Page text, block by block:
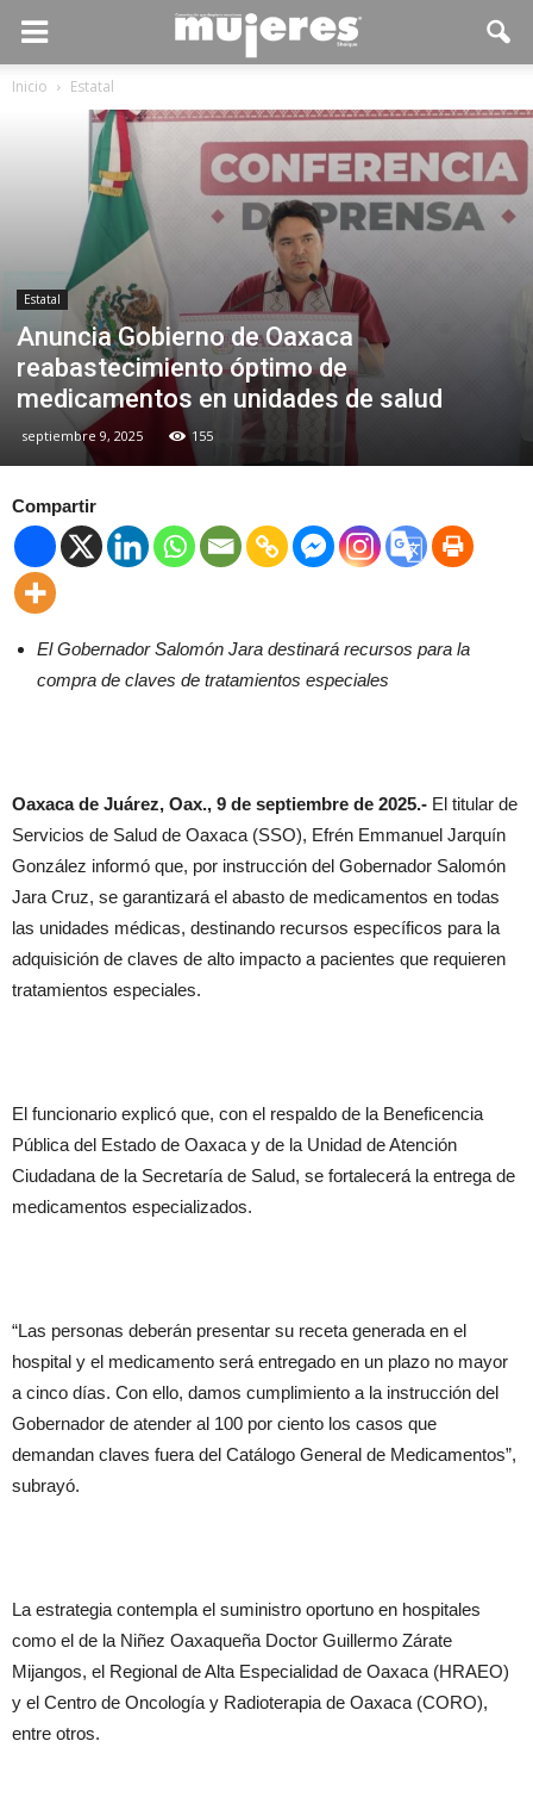
Inicio Estatal
Estatal
Anuncia Gobierno de Oaxaca
reabastecimiento óptimo de
medicamentos en unidades de salud
septiembre 9, 2025 155
Compartir
El Gobernador Salomón Jara destinará recursos para la
compra de claves de tratamientos especiales
Oaxaca de Juárez, Oax., 9 de septiembre de 2025.- El titular de
Servicios de Salud de Oaxaca (SSO), Efrén Emmanuel Jarquín
González informó que, por instrucción del Gobernador Salomón
Jara Cruz, se garantizará el abasto de medicamentos en todas
las unidades médicas, destinando recursos específicos para la
adquisición de claves de alto impacto a pacientes que requieren
tratamientos especiales.
El funcionario explicó que, con el respaldo de la Beneficencia
Pública del Estado de Oaxaca y de la Unidad de Atención
Ciudadana de la Secretaría de Salud, se fortalecerá la entrega de
medicamentos especializados.
“Las personas deberán presentar su receta generada en el
hospital y el medicamento será entregado en un plazo no mayor
a cinco días. Con ello, damos cumplimiento a la instrucción del
Gobernador de atender al 100 por ciento los casos que
demandan claves fuera del Catálogo General de Medicamentos”,
subrayó.
La estrategia contempla el suministro oportuno en hospitales
como el de la Niñez Oaxaqueña Doctor Guillermo Zárate
Mijangos, el Regional de Alta Especialidad de Oaxaca (HRAEO)
y el Centro de Oncología y Radioterapia de Oaxaca (CORO),
entre otros.